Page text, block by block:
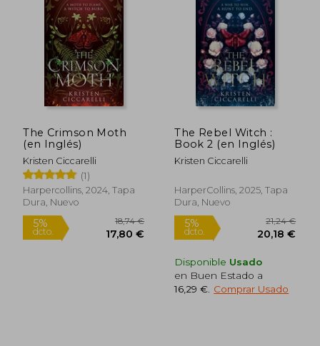
5% 5%
The Crimson Moth
(en Inglés)
Kristen Ciccarelli
(1)
Harpercollins, 2024, Tapa
Dura, Nuevo
The Rebel Witch :
Book 2 (en Inglés)
Kristen Ciccarelli
HarperCollins, 2025, Tapa
Dura, Nuevo
Disponible Usado
en Buen Estado a
16,29 € Comprar Usado